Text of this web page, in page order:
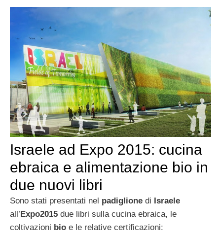
Israele ad Expo 2015: cucina
ebraica e alimentazione bio in
due nuovi libri
Sono stati presentati nel padiglione di Israele
all’Expo2015 due libri sulla cucina ebraica, le
coltivazioni bio e le relative certificazioni: